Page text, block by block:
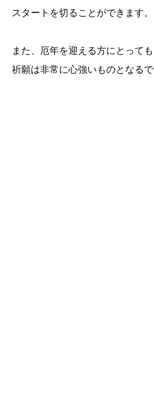
スタートを切ることができます。
また、厄年を迎える方にとって
祈願は非常に心強いものとなるで